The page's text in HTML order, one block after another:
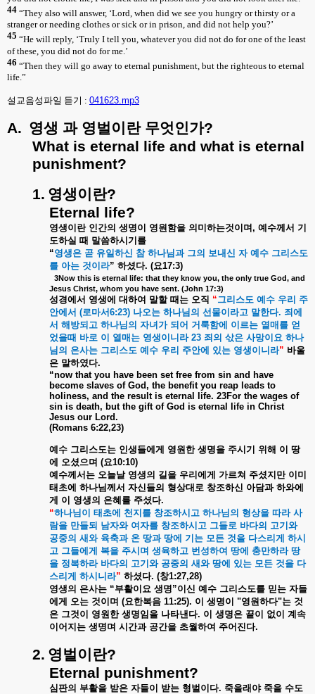
44 “They also will answer, ‘Lord, when did we see you hungry or thirsty or a
stranger or needing clothes or sick or in prison, and did not help you?’
45 “He will reply, ‘Truly I tell you, whatever you did not do for one of the least
of these, you did not do for me.’
46 “Then they will go away to eternal punishment, but the righteous to eternal
life.”
설교음성파일 듣기 : 041623.mp3
A. 영생 과 영벌이란 무엇인가?
What is eternal life and what is eternal
punishment?
1. 영생이란?
Eternal life?
영생이란 인간의 생명이 영원함을 의미하는것이며 , 예수께서 기
도하실 때 말씀하시기를
“영생은 곧 유일하신 참 하나님과 그의 보내신 자 예수 그리스도
를 아는 것이라” 하셨다. (요17:3)
3Now this is eternal life: that they know you, the only true God, and
Jesus Christ, whom you have sent. (John 17:3)
성경에서 영생에 대하여 말할 때는 오직 “그리스도 예수 우리 주
안에서 (로마서 6:23) 나오는 하나님의 선물이라고 말한다. 죄에
서 해방되고 하나님의 자녀가 되어 거룩함에 이르는 열매를 얻
었을때 바로 이 열매는 영생이니라23 죄의 삯은 사망이요 하나
님의 은사는 그리스도 예수 우리 주안에 있는 영생이니라” 바울
은 말하였다.
“now that you have been set free from sin and have
become slaves of God, the benefit you reap leads to
holiness, and the result is eternal life. 23For the wages of
sin is death, but the gift of God is eternal life in Christ
Jesus our Lord.
(Romans 6:22,23)
예수 그리스도는 인생들에게 영원한 생명을 주시기 위해 이 땅
에
오셨으며 (요10:10)
예수께서는 오늘날 영생의 길을 우리에게 가르쳐 주셨지만 이미
태초에 하나님께서 자신들의 형상대로 창조하신 아담과 하와에
게 이 영생의 은혜를 주셨다.
“하나님이 태초에 천지를 창조하시고 하나님의 형상을 따라 사
람을 만들되 남자와 여자를 창조하시고 그들로 바다의 고기와
공중의 새와 육축과 온 땅과 땅에 기는 모든 것을 다스리게 하시
고 그들에게 복을 주시며 생육하고 번성하여 땅에 충만하라 땅
을 정복하라 바다의 고기와 공중의 새와 땅에 있는 모든 것을 다
스리게 하시니라” 하셨다. (창1:27,28)
영생의 은사는 “부활이요 생명”이신 예수 그리스도를 믿는 자들
에게
오는 것이며 (요한복음 11:25). 이 생명이 "영원하다"는 것
은 그것이 영원한 생명임을 나타낸다. 이 생명은 끝이 없이 계속
이어지는 생명며 시간과 공간을 초월하여 주어진다.
2. 영벌이란?
Eternal punishment?
심판의 부활을 받은 자들이 받는 형벌이다. 죽을래야 죽을 수도